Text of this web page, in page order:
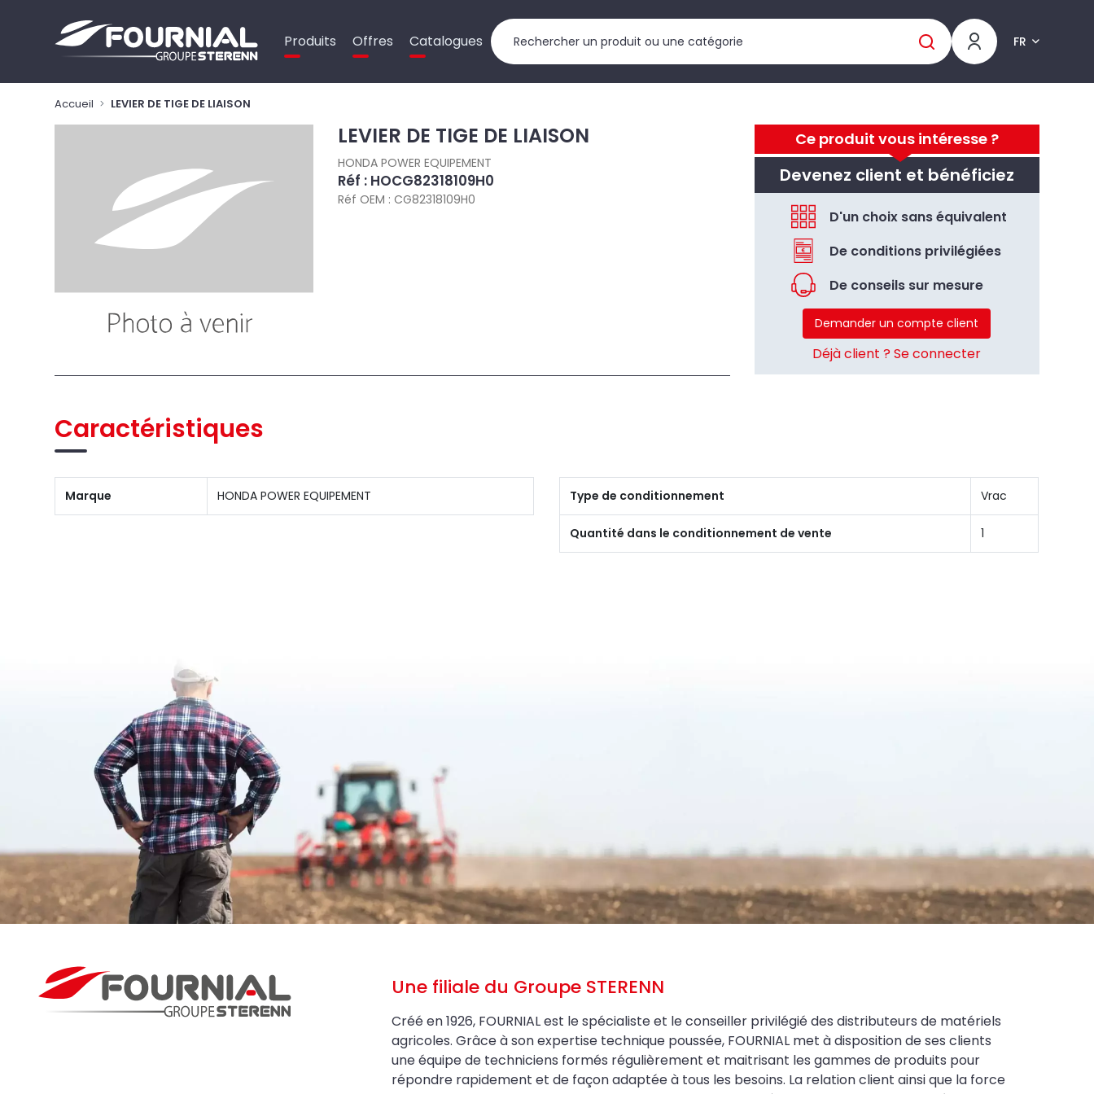
Produits Offres Catalogues FR
Accueil LEVIER DE TIGE DE LIAISON
Ce produit vous intéresse ?
Devenez client et bénéficiez
D'un choix sans équivalent
De conditions privilégiées
De conseils sur mesure
Demander un compte client
Déjà client ? Se connecter
LEVIER DE TIGE DE LIAISON
HONDA POWER EQUIPEMENT
Réf : HOCG82318109H0
Réf OEM : CG82318109H0
Caractéristiques
Marque HONDA POWER EQUIPEMENT Type de conditionnement Vrac
Quantité dans le conditionnement de vente 1
Une filiale du Groupe STERENN
Créé en 1926, FOURNIAL est le spécialiste et le conseiller privilégié des distributeurs de matériels
agricoles. Grâce à son expertise technique poussée, FOURNIAL met à disposition de ses clients
une équipe de techniciens formés régulièrement et maitrisant les gammes de produits pour
répondre rapidement et de façon adaptée à tous les besoins. La relation client ainsi que la force